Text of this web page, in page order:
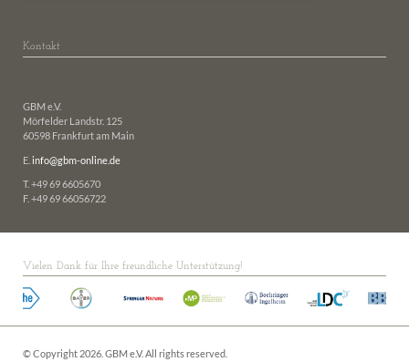
Kontakt
GBM e.V.
Mörfelder Landstr. 125
60598 Frankfurt am Main
E. info@gbm-online.de
T. +49 69 6605670
F. +49 69 66056722
Vielen Dank für Ihre freundliche Unterstützung!
© Copyright 2026. GBM e.V. All rights reserved.